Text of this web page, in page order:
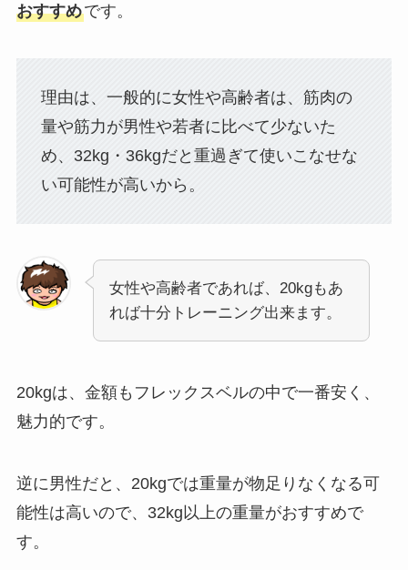
おすすめです。
理由は、一般的に女性や高齢者は、筋肉の
量や筋力が男性や若者に比べて少ないた
め、32kg・36kgだと重過ぎて使いこなせな
い可能性が高いから。
女性や高齢者であれば、20kgもあ
れば十分トレーニング出来ます。
20kgは、金額もフレックスベルの中で一番安く、
魅力的です。
逆に男性だと、20kgでは重量が物足りなくなる可
能性は高いので、32kg以上の重量がおすすめで
す。